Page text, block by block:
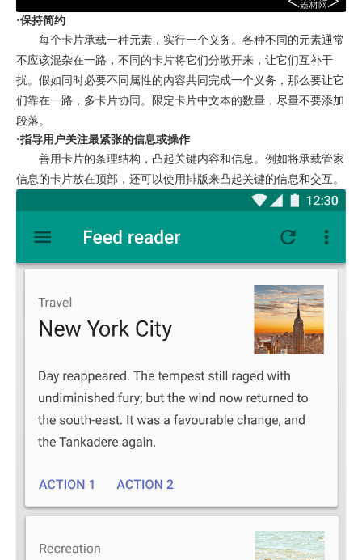
·保持简约
每个卡片承载一种元素，实行一个义务。各种不同的元素通常
不应该混杂在一路，不同的卡片将它们分散开来，让它们互补干
扰。假如同时必要不同属性的内容共同完成一个义务，那么要让它
们靠在一路，多卡片协同。限定卡片中文本的数量，尽量不要添加
段落。
·指导用户关注最紧张的信息或操作
善用卡片的条理结构，凸起关键内容和信息。例如将承载管家
信息的卡片放在顶部，还可以使用排版来凸起关键的信息和交互。